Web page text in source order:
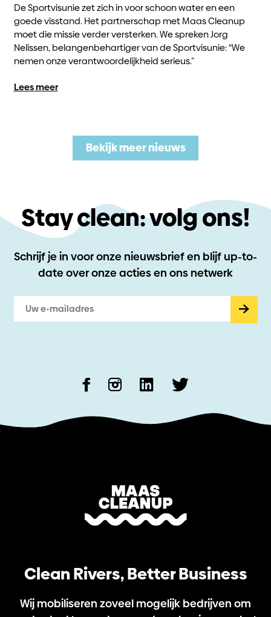
De Sportvisunie zet zich in voor schoon water en een
goede visstand. Het partnerschap met Maas Cleanup
moet die missie verder versterken. We spreken Jorg
Nelissen, belangenbehartiger van de Sportvisunie: “We
nemen onze verantwoordelijkheid serieus.”
Lees meer
Bekijk meer nieuws
Stay clean: volg ons!
Schrijf je in voor onze nieuwsbrief en blijf up-to-
dateover onze acties en ons netwerk
Clean Rivers, Better Business
Wij mobiliseren zoveel mogelijk bedrijven om